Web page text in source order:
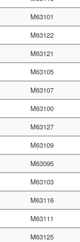
M63101
M63122
M63121
M63105
M63107
M63100
M63127
M63109
M63095
M63103
M63116
M63111
M63125